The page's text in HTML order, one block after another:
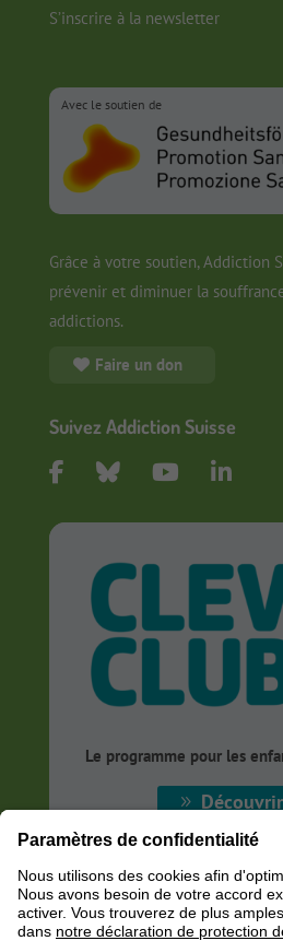
S’inscrire à la newsletter
Avec le soutien de
Grâce à votre soutien, Addiction
prévenir et diminuer la
addictions.
Faire un don
Suivez Addiction Suisse
Le programme pour les